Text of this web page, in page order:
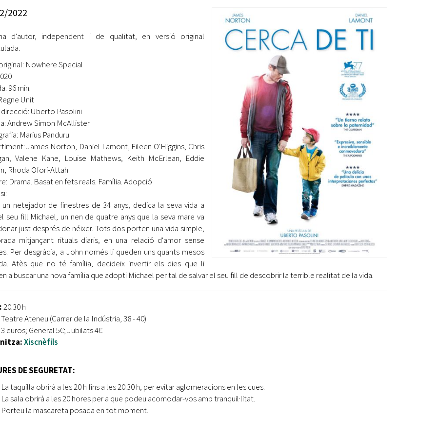
Retiment de Comptes
Accés a Informació Pública
Dades Obertes
Catàleg de Serveis i Tràmits
jove 2026
Cerdanyola opta a més de 5 milions d'euros del Pla de
tret de sortida al festival
L’Ajuntament reparteix ulleres gratuïtes per veure
l'eclipsi solar
Entitats
Equipaments
Mercats Municipals
Webs Municipals
2022
d'autor, independent i de qualitat, en versió original
Nowhere Special
96 min.
Unit
direcció: Uberto Pasolini
Andrew Simon McAllister
Marius Panduru
James Norton, Daniel Lamont, Eileen O'Higgins, Chris
Valene Kane, Louise Mathews, Keith McErlean, Eddie
Rhoda Ofori-Attah
Drama. Basat en fets reals. Família. Adopció
un netejador de finestres de 34 anys, dedica la seva vida a
seu fill Michael, un nen de quatre anys que la seva mare va
just després de néixer. Tots dos porten una vida simple,
mitjançant rituals diaris, en una relació d'amor sense
Per desgràcia, a John només li queden uns quants mesos
Atès que no té família, decideix invertir els dies que li
a buscar una nova família que adopti Michael per tal de salvar el seu fill de descobrir la terrible realitat de la vida.
20:30 h
Teatre Ateneu (Carrer de la Indústria, 38 - 40)
euros; General 5€; Jubilats 4€
Xiscnèfils
DE SEGURETAT:
La taquilla obrirà a les 20 h fins a les 20:30 h, per evitar aglomeracions en les cues.
La sala obrirà a les 20 hores per a que podeu acomodar-vos amb tranquil·litat.
Porteu la mascareta posada en tot moment.